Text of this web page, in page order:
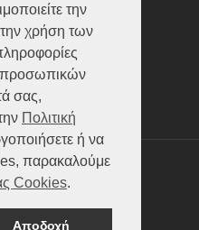
την
χρήση των
προσωπικών
σας,
Πολιτική
ή να
παρακαλούμε
Cookies.
Αποδοχή